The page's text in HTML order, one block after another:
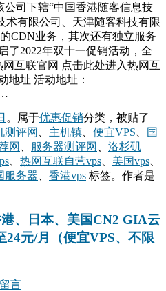
公司下辖“中国香港随客信息技
术有限公司、天津随客科技有限
CDN业务，其次还有独立服务
了2022年双十一促销活动，全
互联官网 点击此处进入热网互
地址 活动地址：
。属于优惠促销分类，被贴了
测评网 主机镇 便宜VPS
国
网 服务器测评网
洛杉矶
热网互联自营vps 美国vps
服务器 香港vps 标签。 作者是
、日本、美国CN2 GIA云
24元/月（便宜VPS、不限
言